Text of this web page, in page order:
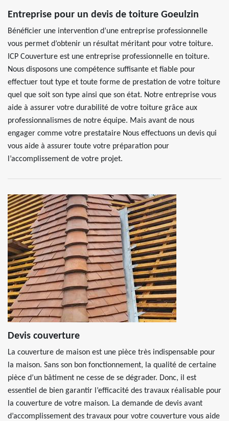
Entreprise pour un devis de toiture Goeulzin
Bénéficier une intervention d’une entreprise professionnelle
vous permet d’obtenir un résultat méritant pour votre toiture.
ICP Couverture est une entreprise professionnelle en toiture.
Nous disposons une compétence suffisante et fiable pour
effectuer tout type et toute forme de prestation de votre toiture
quel que soit son type ainsi que son état. Notre entreprise vous
aide à assurer votre durabilité de votre toiture grâce aux
professionnalismes de notre équipe. Mais avant de nous
engager comme votre prestataire Nous effectuons un devis qui
vous aide à assurer toute votre préparation pour
l’accomplissement de votre projet.
Devis couverture
La couverture de maison est une pièce très indispensable pour
la maison. Sans son bon fonctionnement, la qualité de certaine
pièce d’un bâtiment ne cesse de se dégrader. Donc, il est
essentiel de bien garantir l’efficacité des travaux réalisable pour
la couverture de votre maison. La demande de devis avant
d’accomplissement des travaux pour votre couverture vous aide